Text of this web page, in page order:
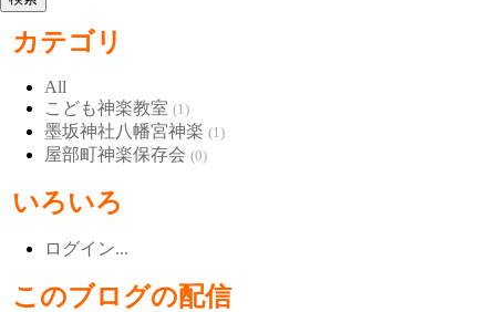
カテゴリ
All
こども神楽教室 (1)
墨坂神社八幡宮神楽 (1)
屋部町神楽保存会 (0)
いろいろ
ログイン...
このブログの配信